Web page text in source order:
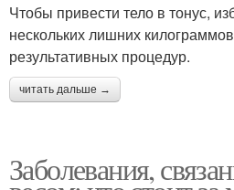
Чтобы привести тело в тонус,
нескольких лишних
результативных процедур.
читать дальше →
Заболевания,